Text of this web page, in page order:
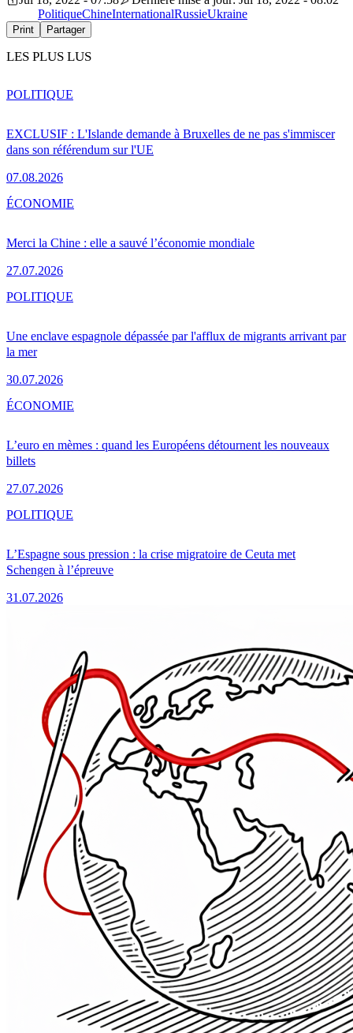
PolitiqueChineInternationalRussieUkraine
Print Partager
LES PLUS LUS
EXCLUSIF : L'Islande demande à Bruxelles de ne pas s'immiscer
dans son référendum sur l'UE
07.08.2026
POLITIQUE
Merci la Chine : elle a sauvé l’économie mondiale
27.07.2026
ÉCONOMIE
Une enclave espagnole dépassée par l'afflux de migrants arrivant par
la mer
30.07.2026
POLITIQUE
L’euro en mèmes : quand les Européens détournent les nouveaux
billets
27.07.2026
ÉCONOMIE
L’Espagne sous pression : la crise migratoire de Ceuta met
Schengen à l’épreuve
31.07.2026
POLITIQUE